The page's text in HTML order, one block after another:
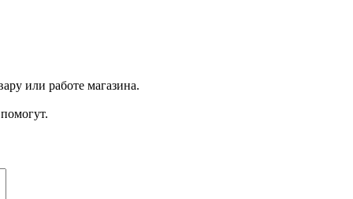
или работе магазина.